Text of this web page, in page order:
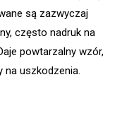
są zazwyczaj
często nadruk na
powtarzalny wzór,
na uszkodzenia.